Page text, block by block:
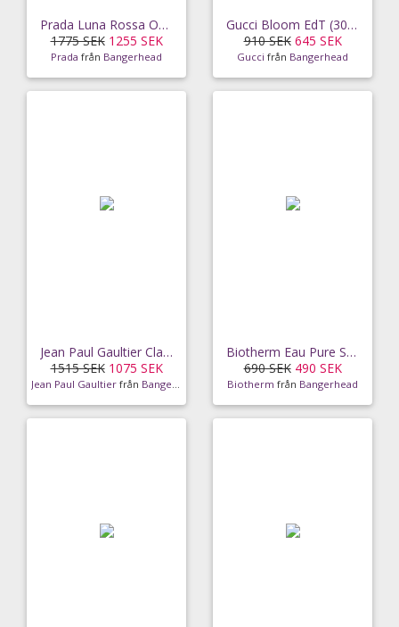
Prada Luna Rossa Ocean EdT Refill (150 ml)
1775 SEK 1255 SEK
Prada från Bangerhead
Gucci Bloom EdT (30 ml)
910 SEK 645 SEK
Gucci från Bangerhead
Jean Paul Gaultier Classique EdT (100ml)
1515 SEK 1075 SEK
Jean Paul Gaultier från Bangerhead
Biotherm Eau Pure Spray (100ml)
690 SEK 490 SEK
Biotherm från Bangerhead